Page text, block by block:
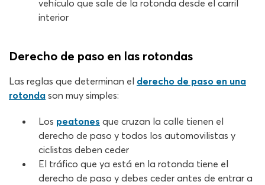
vehículo que sale de la rotonda desde el carril
interior
Derecho de paso en las rotondas
Las reglas que determinan el derecho de paso en una
rotonda son muy simples:
Los peatones que cruzan la calle tienen el
derecho de paso y todos los automovilistas y
ciclistas deben ceder
El tráfico que ya está en la rotonda tiene el
derecho de paso y debes ceder antes de entrar a